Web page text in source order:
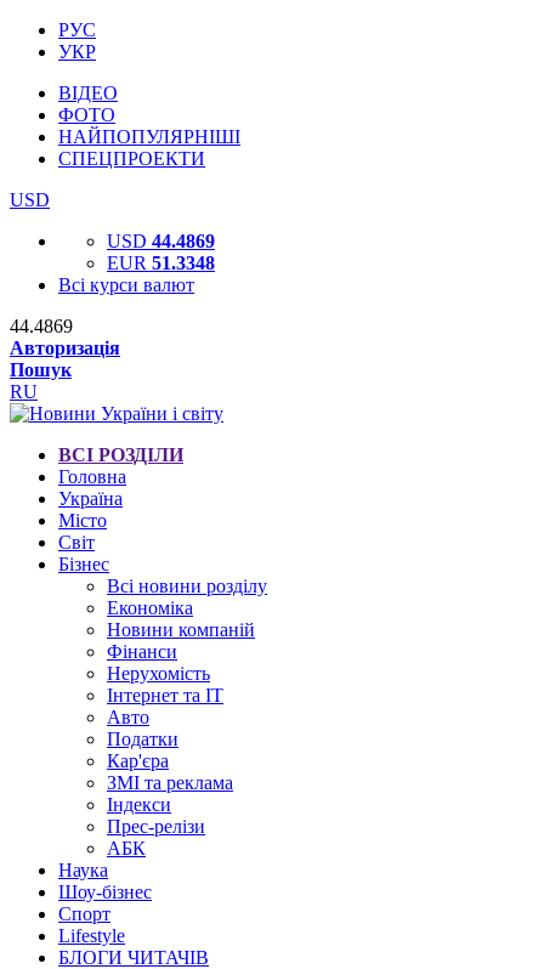
РУС
УКР
ВІДЕО
ФОТО
НАЙПОПУЛЯРНІШІ
СПЕЦПРОЕКТИ
USD
USD 44.4869
EUR 51.3348
Всі курси валют
44.4869
Авторизація
Пошук
RU
ВСІ РОЗДІЛИ
Головна
Україна
Місто
Світ
Бізнес
Всі новини розділу
Економіка
Новини компаній
Фінанси
Нерухомість
Інтернет та IT
Авто
Податки
Кар'єра
ЗМІ та реклама
Індекси
Прес-релізи
АБК
Наука
Шоу-бізнес
Спорт
Lifestyle
БЛОГИ ЧИТАЧІВ